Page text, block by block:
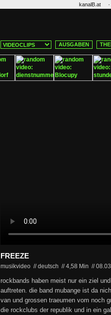
kanalB.at ·
AUSGABEN
FREEZE
musikvideo // deutsch //4,58 Min //
rockbands haben meist nur ein ziel
auftreten. die band mubange ist da
van und grossen traeumen vom noch
die rockclubs der republik und in ein